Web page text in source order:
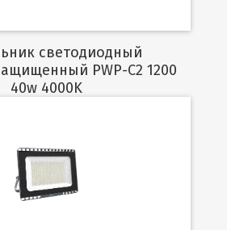
PWP-C2 1200
40w 4000K
Подробнее